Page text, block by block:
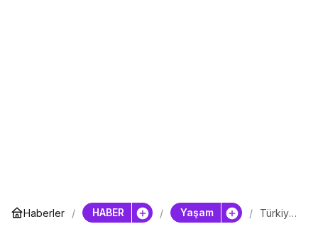
Haberler HABER Yaşam
Türkiye